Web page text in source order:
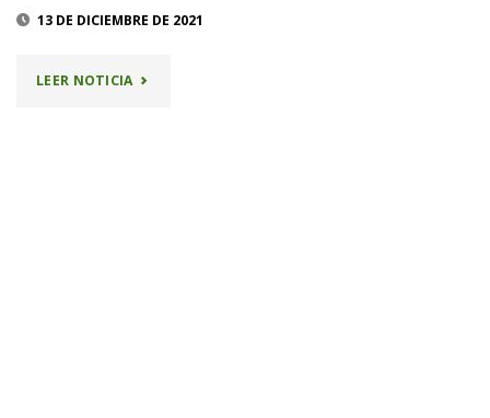
13 DE DICIEMBRE DE 2021
LEER NOTICIA"MEMORIA